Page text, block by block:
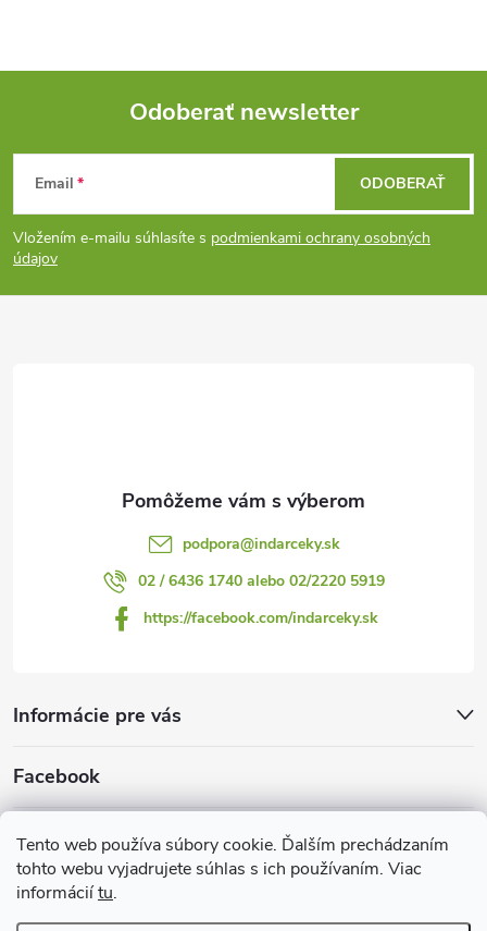
Tento web používa súbory cookie. Ďalším prechádzaním
tohto webu vyjadrujete súhlas s ich používaním. Viac
informáciítu.
Z
á
p
Odoberať newsletter
Email
Vložením e-mailu súhlasíte s podmienkami ochrany osobných
údajov
ODOBERAŤ
podpora@indarceky.sk
02 / 6436 1740 alebo 02/2220 5919
https://facebook.com/indarceky.sk
Informácie pre vás
Facebook
Prijímame online platby